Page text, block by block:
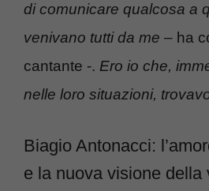
di comunicare qualcosa a
venivano tutti da me – ha
cantante -. Ero io che,
nelle loro situazioni,
Biagio Antonacci:
e la nuova visione della